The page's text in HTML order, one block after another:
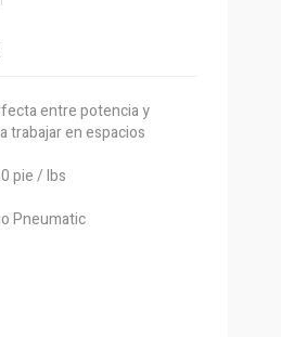
entre potencia y
trabajar en espacios
pie / lbs
Pneumatic